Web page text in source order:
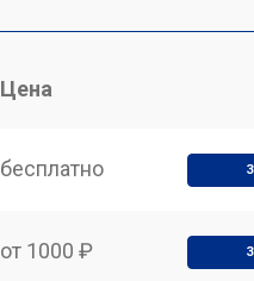
Цена
бесплатно
от 1000 ₽